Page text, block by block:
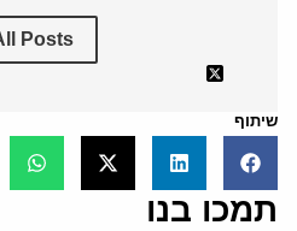
Posts
שיתוף
תמכו בנו